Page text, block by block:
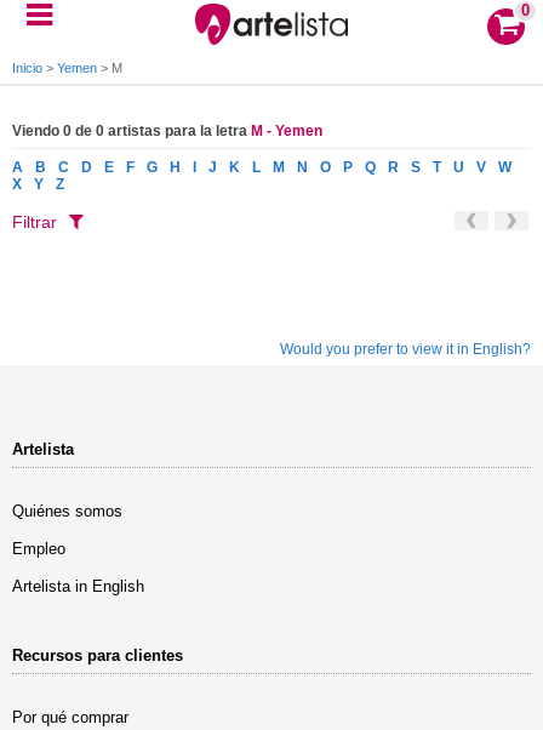
0
Inicio > Yemen > M
Viendo 0 de 0 artistas para la letra M - Yemen
A B C D E F G H J K L M N O P Q R S T U V
W
X
Y Z
Filtrar
Would you prefer to view it in English?
Artelista
Quiénes somos
Empleo
Artelista in English
Recursos para clientes
Por qué comprar